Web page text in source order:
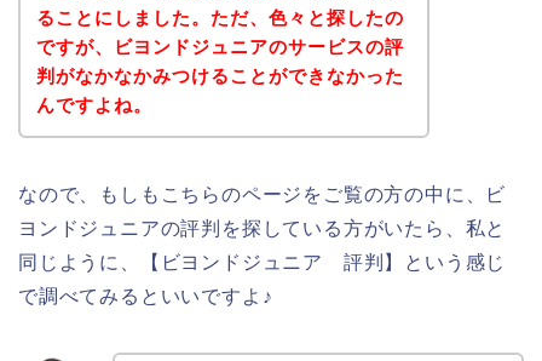
ることにしました。ただ、色々と探したの
ですが、ビヨンドジュニアのサービスの評
判がなかなかみつけることができなかった
んですよね。
なので、もしもこちらのページをご覧の方の中に、ビ
ヨンドジュニアの評判を探している方がいたら、私と
同じように、【ビヨンドジュニア 評判】という感じ
で調べてみるといいですよ♪